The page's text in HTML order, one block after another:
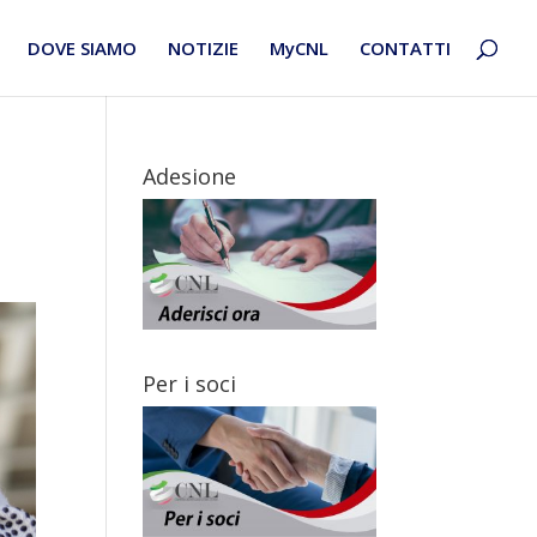
DOVE SIAMO NOTIZIE MyCNL CONTATTI
Adesione
Per i soci